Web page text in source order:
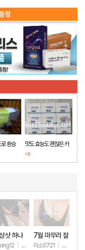
정
환승
맛도 효능도 괜찮은 카
마그라
+3
샷 하나
07.31+90
7월 마무리 잘
하세요🫶
미소0721 07.31